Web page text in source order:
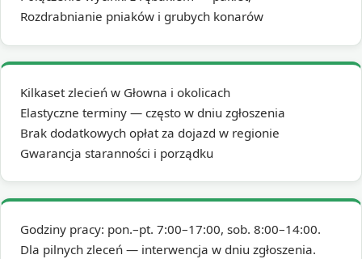
Rozdrabnianie pniaków i grubych konarów
Kilkaset zlecień w Głowna i okolicach
Elastyczne terminy — często w dniu zgłoszenia
Brak dodatkowych opłat za dojazd w regionie
Gwarancja staranności i porządku
Godziny pracy: pon.–pt. 7:00–17:00, sob. 8:00–14:00.
Dla pilnych zleceń — interwencja w dniu zgłoszenia.